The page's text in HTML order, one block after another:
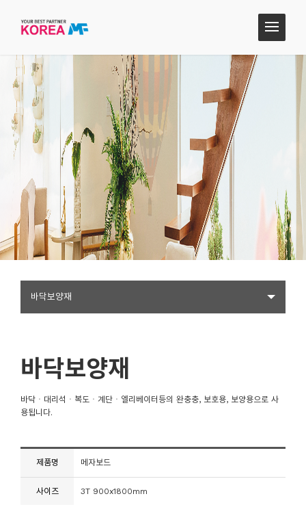
바닥보양재
바닥보양재
바닥ㆍ대리석ㆍ복도ㆍ계단ㆍ엘리베이터등의 완충충, 보호용, 보양용으로 사
용됩니다.
제품명 메자보드
사이즈 3T 900x1800mm